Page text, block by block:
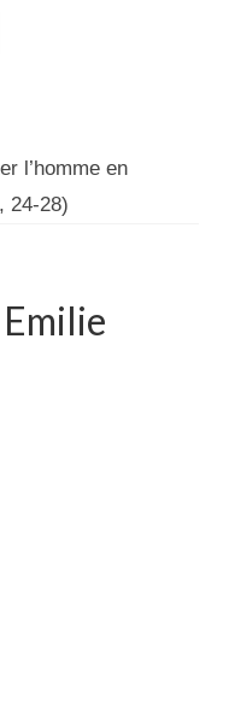
l’homme en
24-28)